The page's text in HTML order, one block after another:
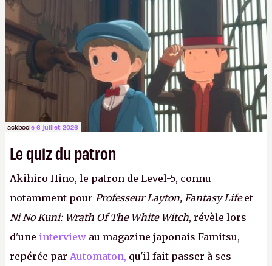
ackboole 6 juillet 2026
Le quiz du patron
Akihiro Hino, le patron de Level-5, connu
notamment pour Professeur Layton, Fantasy Lifeet
Ni No Kuni: Wrath Of The White Witch, révèle lors
d'une interview au magazine japonais Famitsu,
repérée par Automaton, qu'il fait passer à ses